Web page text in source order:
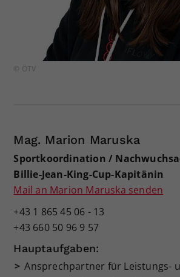
© ÖTV
Mag. Marion Maruska
Sportkoordination /
Billie-Jean-King-Cup-Kapitänin
Mail an Marion Maruska senden
+43 1 865 45 06 - 13
+43 660 50 96 9 57
Hauptaufgaben:
Ansprechpartner für Leistungs-